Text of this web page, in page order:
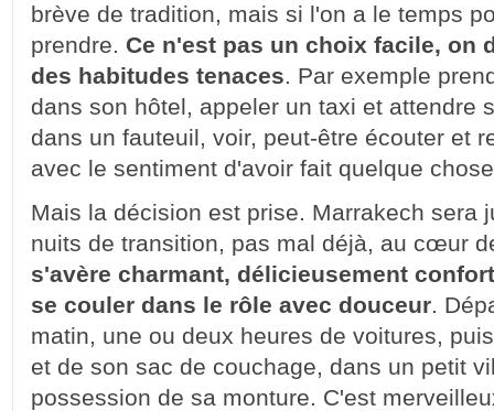
brève de tradition, mais si l'on a le temps
prendre. Ce n'est pas un choix facile, on
des habitudes tenaces. Par exemple
dans son hôtel, appeler un taxi et attendre
dans un fauteuil, voir, peut-être écouter et
avec le sentiment d'avoir fait quelque
Mais la décision est prise. Marrakech sera
nuits de transition, pas mal déjà, au cœur
s'avère charmant, délicieusement
se couler dans le rôle avec douceur.
matin, une ou deux heures de voitures,
et de son sac de couchage, dans un petit
possession de sa monture. C'est